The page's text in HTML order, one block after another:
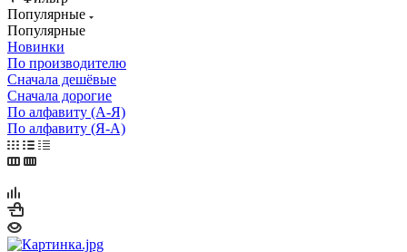
Популярные
Популярные
Новинки
По производителю
Сначала дешёвые
Сначала дорогие
По алфавиту (А-Я)
По алфавиту (Я-А)